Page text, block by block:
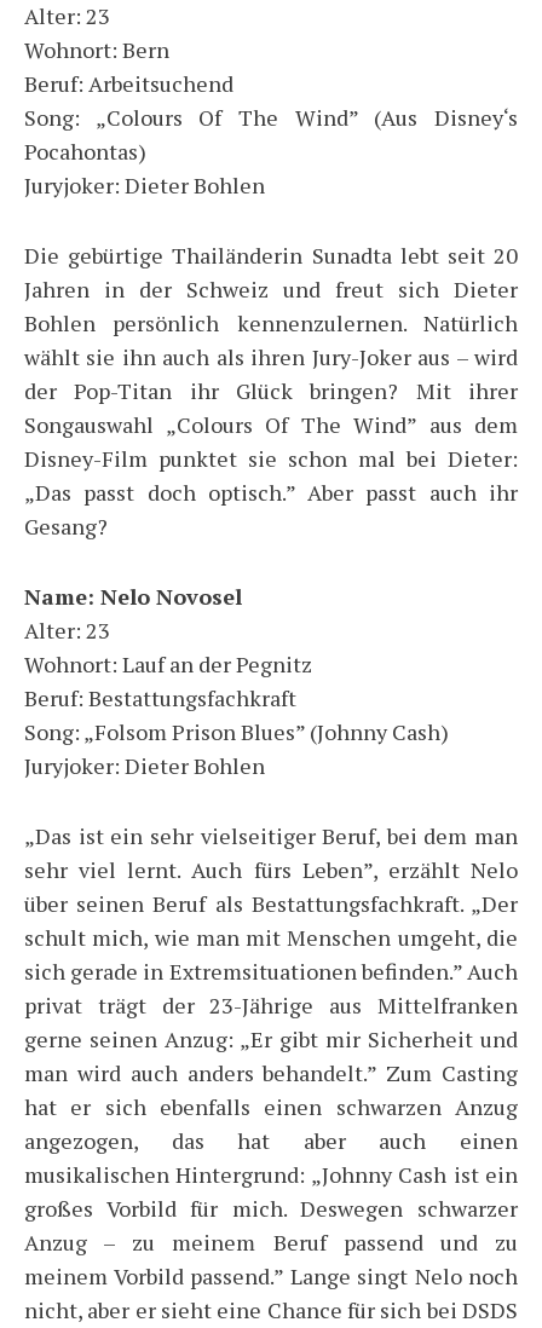
Alter: 23
Wohnort: Bern
Beruf: Arbeitsuchend
Song: „Colours Of The Wind” (Aus Disney‘s
Pocahontas)
Juryjoker: Dieter Bohlen
Die gebürtige Thailänderin Sunadta lebt seit 20
Jahren in der Schweiz und freut sich Dieter
Bohlen persönlich kennenzulernen. Natürlich
wählt sie ihn auch als ihren Jury-Joker aus – wird
der Pop-Titan ihr Glück bringen? Mit ihrer
Songauswahl „Colours Of The Wind” aus dem
Disney-Film punktet sie schon mal bei Dieter:
„Das passt doch optisch.” Aber passt auch ihr
Gesang?
Name: Nelo Novosel
Alter: 23
Wohnort: Lauf an der Pegnitz
Beruf: Bestattungsfachkraft
Song: „Folsom Prison Blues” (Johnny Cash)
Juryjoker: Dieter Bohlen
„Das ist ein sehr vielseitiger Beruf, bei dem man
sehr viel lernt. Auch fürs Leben”, erzählt Nelo
über seinen Beruf als Bestattungsfachkraft. „Der
schult mich, wie man mit Menschen umgeht, die
sich gerade in Extremsituationen befinden.” Auch
privat trägt der 23-Jährige aus Mittelfranken
gerne seinen Anzug: „Er gibt mir Sicherheit und
man wird auch anders behandelt.” Zum Casting
hat er sich ebenfalls einen schwarzen Anzug
angezogen, das hat aber auch einen
musikalischen Hintergrund: „Johnny Cash ist ein
großes Vorbild für mich. Deswegen schwarzer
Anzug – zu meinem Beruf passend und zu
meinem Vorbild passend.” Lange singt Nelo noch
nicht, aber er sieht eine Chance für sich bei DSDS